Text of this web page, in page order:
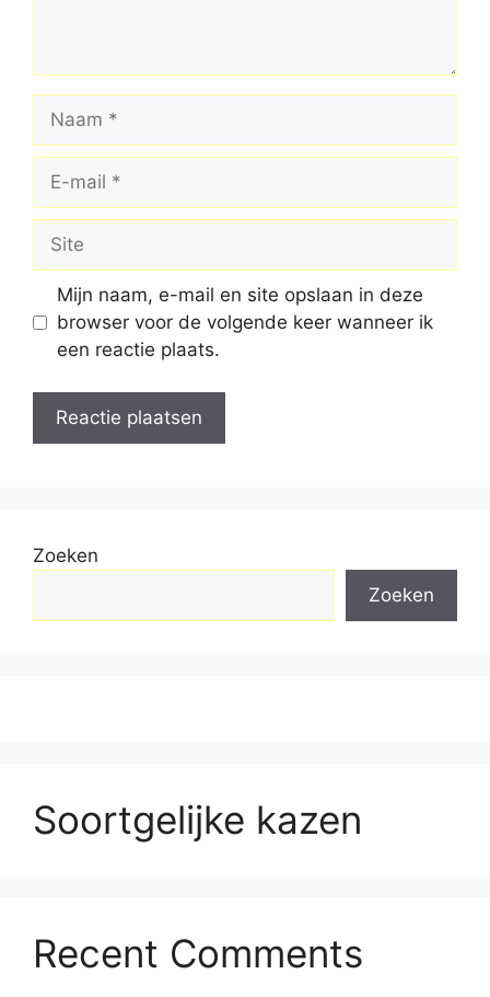
Naam
Site
Mijn naam, e-mail en site opslaan in deze
browser voor de volgende keer wanneer ik
een reactie plaats.
Zoeken
Zoeken
Soortgelijke kazen
Recent Comments